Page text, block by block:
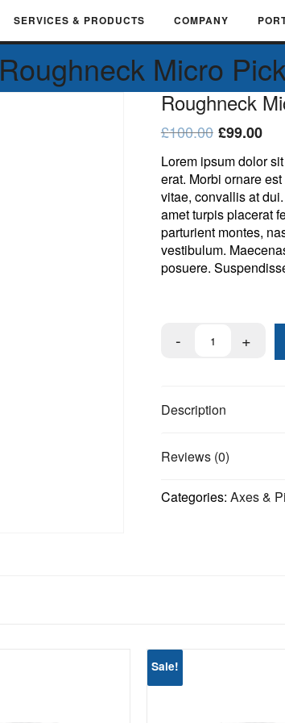
SERVICES & PRODUCTS COMPANY
Roughneck Micro Pick
Roughneck
£100.00 £99.00
Lorem ipsum dolor
erat. Morbi ornare
vitae, convallis at
amet turpis placerat
parturient montes,
vestibulum.
posuere.
Micro
Description
Reviews (0)
Categories: Axes &
Sale!